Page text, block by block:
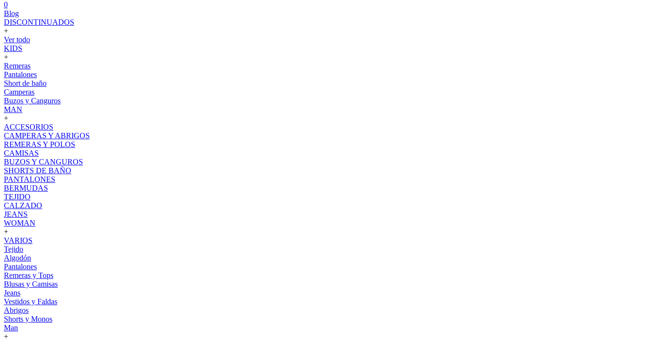
0
Blog
DISCONTINUADOS
+
Ver todo
KIDS
+
Remeras
Pantalones
Short de baño
Camperas
Buzos y Canguros
MAN
+
ACCESORIOS
CAMPERAS Y ABRIGOS
REMERAS Y POLOS
CAMISAS
BUZOS Y CANGUROS
SHORTS DE BAÑO
PANTALONES
BERMUDAS
TEJIDO
CALZADO
JEANS
WOMAN
+
VARIOS
Tejido
Algodón
Pantalones
Remeras y Tops
Blusas y Camisas
Jeans
Vestidos y Faldas
Abrigos
Shorts y Monos
Man
+